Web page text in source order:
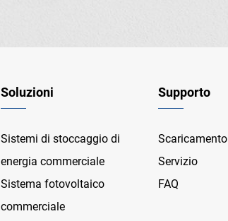
Soluzioni
Sistemi di stoccaggio di
energia commerciale
Sistema fotovoltaico
commerciale
Supporto
Scaricamento
Servizio
FAQ